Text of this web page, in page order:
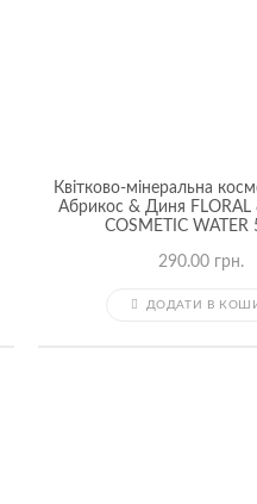
Квітково-мінеральна
Абрикос & Диня FLORAL
COSMETIC WATER
290.00 грн.
ДОДАТИ В